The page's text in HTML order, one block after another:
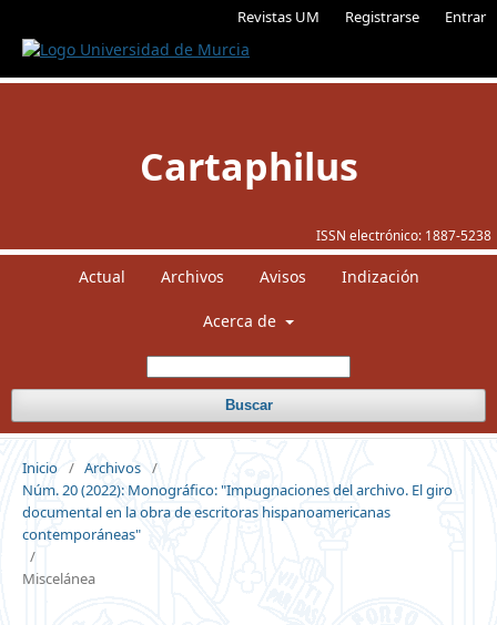
Revistas UM Registrarse Entrar
ISSN electrónico: 1887-5238
Cartaphilus
Actual Archivos Avisos Indización
Acerca de
Buscar
Inicio / Archivos /
Núm. 20 (2022): Monográfico: "Impugnaciones del archivo. El giro
documental en la obra de escritoras hispanoamericanas
contemporáneas"
/
Miscelánea